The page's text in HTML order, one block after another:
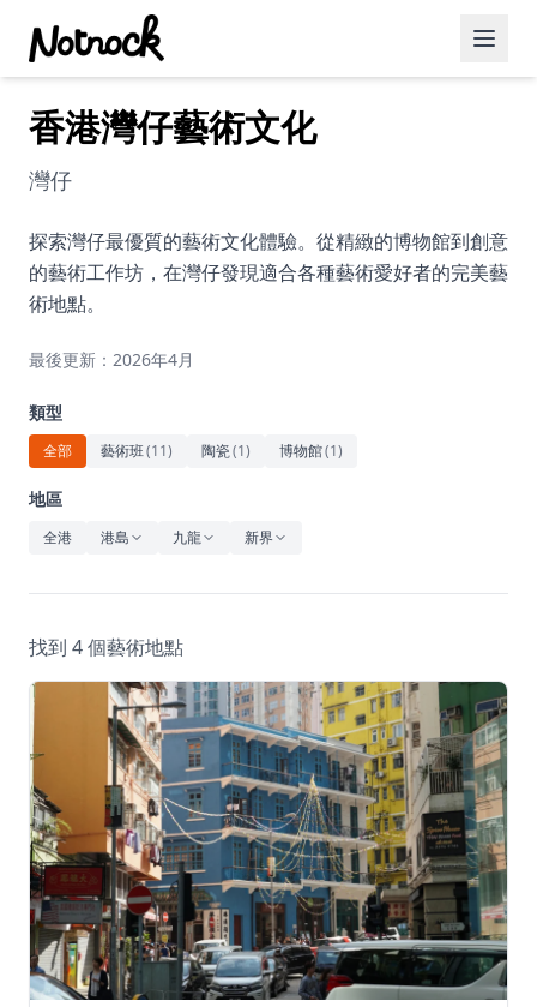
精選活動
博客文章
約會好去處
美食佳餚
運動
藝術文化
休閒
音樂
香港灣仔藝術文化
灣仔
探索灣仔最優質的藝術文化體驗。從精緻的博物館到創意
的藝術工作坊，在灣仔發現適合各種藝術愛好者的完美藝
術地點。
最後更新：2026年4月
類型
全部 藝術班(11) 陶瓷(1) 博物館(1)
地區
全港 港島 九龍 新界
找到 4 個藝術地點